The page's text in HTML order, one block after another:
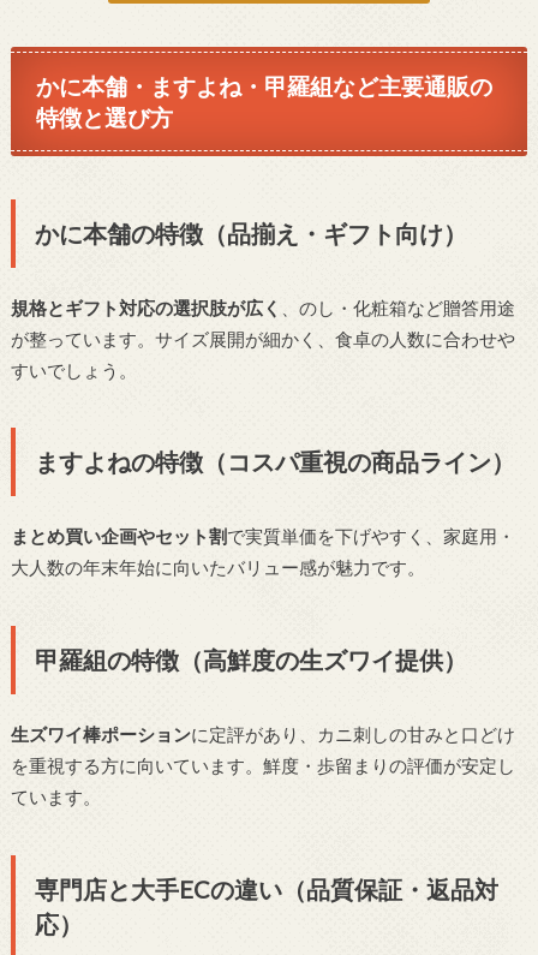
かに本舗・ますよね・甲羅組など主要通販の
特徴と選び方
かに本舗の特徴（品揃え・ギフト向け）
規格とギフト対応の選択肢が広く
、のし・化粧箱など贈答用途
が整っています。サイズ展開が細かく、食卓の人数に合わせや
すいでしょう。
ますよねの特徴（コスパ重視の商品ライン）
まとめ買い企画やセット割で実質単価を下げやすく、家庭用・
大人数の年末年始に向いたバリュー感が魅力です。
甲羅組の特徴（高鮮度の生ズワイ提供）
生ズワイ棒ポーションに定評があり、カニ刺しの甘みと口どけ
を重視する方に向いています。鮮度・歩留まりの評価が安定し
ています。
専門店と大手ECの違い（品質保証・返品対
応）